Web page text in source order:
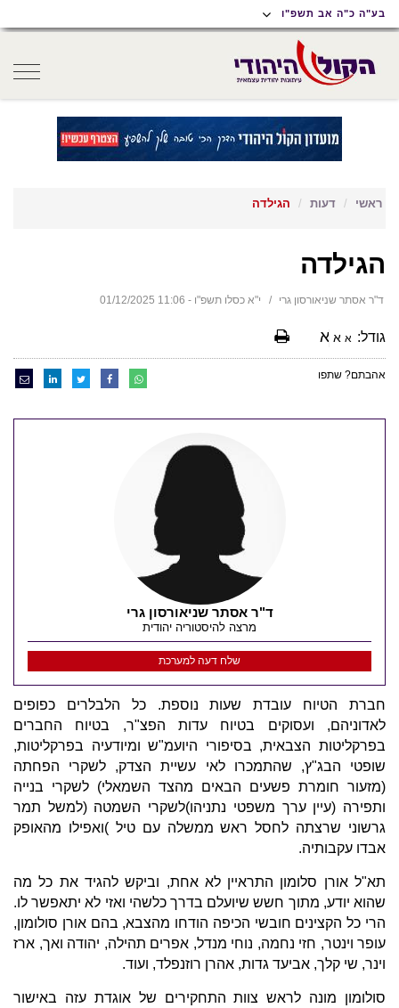
תפריט
נגישות
תפריט
ראשי
תוכן
ראשי
בע"ה כ"ה אב תשפ"ו
ראשי דעות הגילדה
הגילדה
ד"ר אסתר שניאורסון גרי י"א כסלו תשפ"ו - 11:06 01/12/2025
גודל: א א א
אהבתם? שתפו
ד"ר אסתר שניאורסון גרי
מרצה להיסטוריה יהודית
שלח דעה למערכת
חברת הטיוח עובדת שעות נוספת. כל הלבלרים כפופים
לאדוניהם, ועסוקים בטיוח עדות הפצ"ר, בטיוח החברים
בפרקליטות הצבאית, בסיפורי היועמ"ש ומיודעיה בפרקליטות,
שופטי הבג"ץ, שהתמכרו לאי עשיית הצדק, לשקרי הפחתה
(מזעור חומרת פשעים הבאים מהצד השמאלי) לשקרי בנייה
ותפירה (עיין ערך משפטי נתניהו)לשקרי השמטה (למשל תמר
גרשוני שרצתה לחסל ראש ממשלה עם טיל )ואפילו מהאופק
אבדו עקבותיה.
תא"ל אורן סלומון התראיין לא אחת, וביקש להגיד את כל מה
שהוא יודע, מתוך חשש שיועלם בדרך כלשהי ואזי לא יתאפשר לו.
הרי כל הקצינים חובשי הכיפה הודחו מהצבא, בהם אורן סולומון,
עופר וינטר, חזי נחמה, נוחי מנדל, אפרים תהילה, יהודה ואך, ארז
וינר, שי קלך, אביעד גדות, אהרן רוזנפלד, ועוד.
סולומון מונה לראש צוות התחקירים של אוגדת עזה באישור